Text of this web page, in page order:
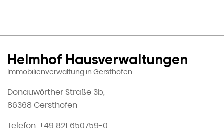
Helmhof Hausverwaltungen
Immobilienverwaltung in Gersthofen
Donauwörther Straße 3b,
86368 Gersthofen
Telefon: +49 821 650759-0